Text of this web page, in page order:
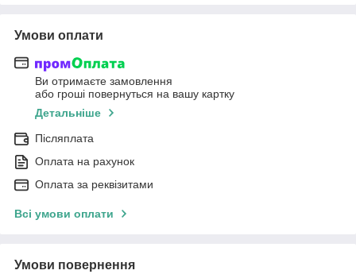
Умови оплати
Ви отримаєте замовлення
або гроші повернуться на вашу картку
Детальніше
Післяплата
Оплата на рахунок
Оплата за реквізитами
Всі умови оплати
Умови повернення